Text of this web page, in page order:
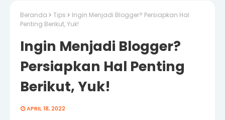
Beranda Tips
Ingin Menjadi Blogger? Persiapkan Hal
Penting Berikut, Yuk!
Ingin Menjadi Blogger?
Persiapkan Hal Penting
Berikut, Yuk!
APRIL 18, 2022